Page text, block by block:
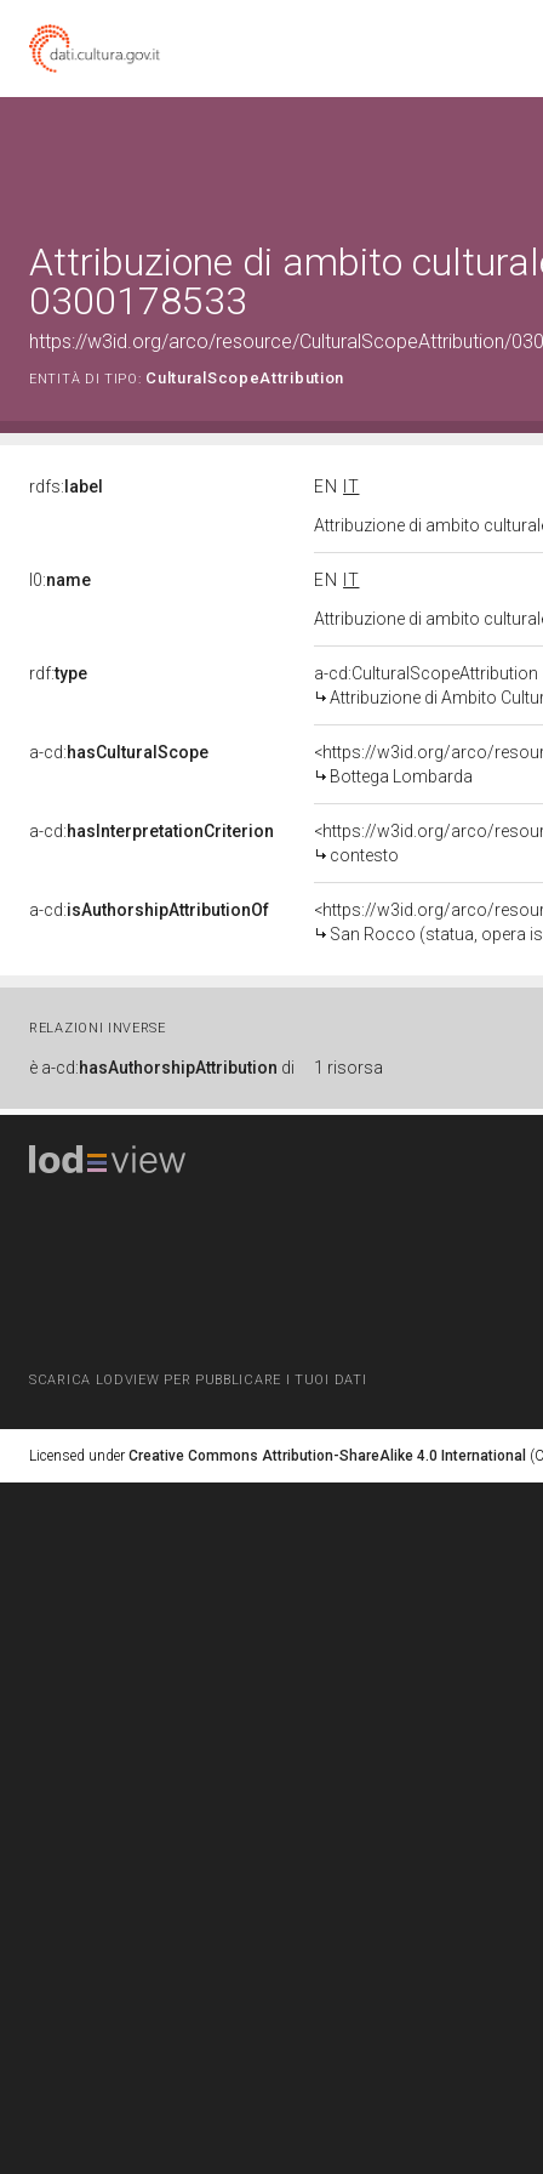
Attribuzione di ambito
0300178533
https://w3id.org/arco/resource/CulturalScopeAttribution/
ENTITÀ DI TIPO: CulturalScopeAttribution
rdfs: label EN
IT
Attribuzione di ambito
l0:name EN
IT
Attribuzione di ambito
rdf:type
a-cd:CulturalScopeAttribution
Attribuzione di Ambito
a-cd:hasCulturalScope
<https://w3id.org/arco/
Bottega Lombarda
a-cd:hasInterpretationCriterion
<https://w3id.org/arco/
contesto
a-cd:isAuthorshipAttributionOf
<https://w3id.org/arco/
San Rocco (statua, opera
RELAZIONI INVERSE
è a-cd:hasAuthorshipAttribution di 1 risorsa
SCARICA LODVIEW PER PUBBLICARE I TUOI DATI
Licensed under Creative Commons Attribution-ShareAlike 4.0 International